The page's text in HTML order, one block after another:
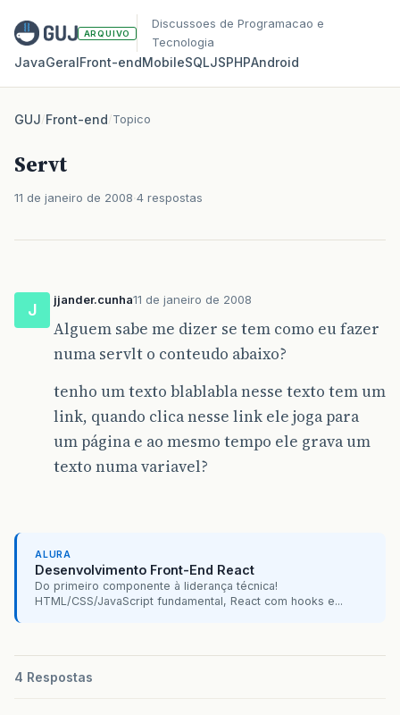
ARQUIVO
Discussoes de Programacao e
Tecnologia
JavaGeralFront‑endMobileSQLJSPHPAndroid
GUJ/Front-end/Topico
Servt
11 de janeiro de 2008 4 respostas
J
jjander.cunha11 de janeiro de 2008
Alguem sabe me dizer se tem como eu fazer
numa servlt o conteudo abaixo?
tenho um texto blablabla nesse texto tem um
link, quando clica nesse link ele joga para
um página e ao mesmo tempo ele grava um
texto numa variavel?
ALURA
Desenvolvimento Front-End React
Do primeiro componente à liderança técnica!
HTML/CSS/JavaScript fundamental, React com hooks e...
4 Respostas